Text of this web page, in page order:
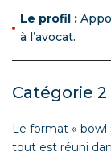
Le profil :
à l’avocat.
Catégorie 2
Le format « bowl
tout est réuni